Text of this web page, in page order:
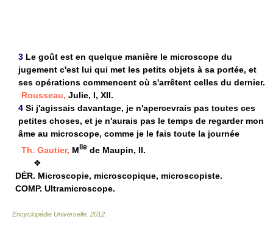
3 Le goût est en quelque manière le microscope du
jugement c'est lui qui met les petits objets à sa portée, et
ses opérations commencent où s'arrêtent celles du dernier.
Rousseau, Julie, I, XII.
4 Si j'agissais davantage, je n'apercevrais pas toutes ces
petites choses, et je n'aurais pas le temps de regarder mon
âme au microscope, comme je le fais toute la journée
Th. Gautier, Mlle de Maupin, II.
❖
DÉR. Microscopie, microscopique, microscopiste.
COMP. Ultramicroscope.
Encyclopédie Universelle 2012